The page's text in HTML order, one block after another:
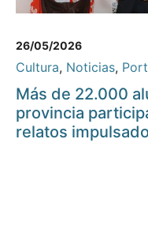
26/05/2026
Cultura, Noticias,
Más de 22.000
provincia
relatos